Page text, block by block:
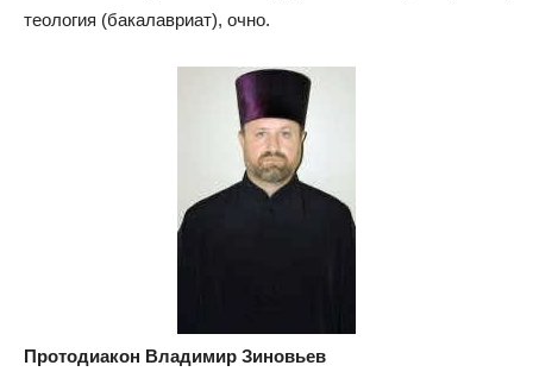
теология (бакалавриат), очно.
Протодиакон Владимир Зиновьев